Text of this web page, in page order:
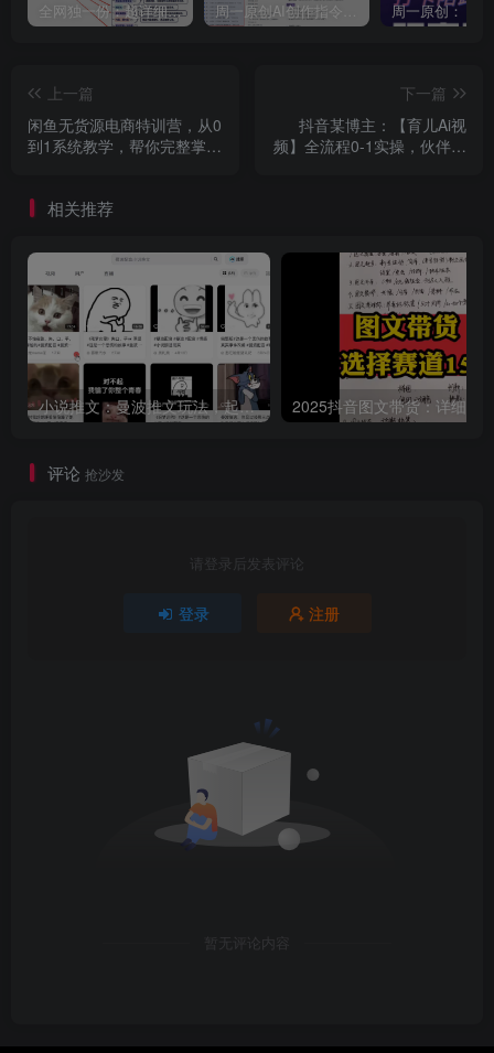
全网独一份：超详细的40+个自媒体赛道领域解析手册，让你的内容创作不再局限！ 周一原创AI创作指令词：30+个领域赛道的创作提示词集合
上一篇
闲鱼无货源电商特训营，从0
到1系统教学，帮你完整掌握
下一篇
抖音某博主：【育儿Ai视
频】全流程0-1实操，伙伴计
相关推荐
小说推文：曼波推文玩法，起号快，流量猛，一天收益1k+
评论 抢沙发
请登录后发表评论
登录 注册
暂无评论内容